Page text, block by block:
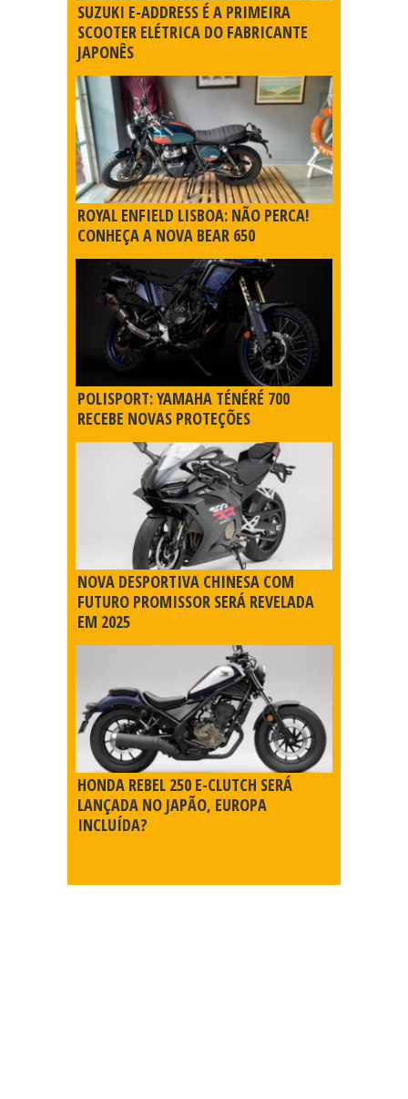
SUZUKI E-ADDRESS É A PRIMEIRA
SCOOTER ELÉTRICA DO FABRICANTE
JAPONÊS
ROYAL ENFIELD LISBOA: NÃO PERCA!
CONHEÇA A NOVA BEAR 650
POLISPORT: YAMAHA TÉNÉRÉ 700
RECEBE NOVAS PROTEÇÕES
NOVA DESPORTIVA CHINESA COM
FUTURO PROMISSOR SERÁ REVELADA
EM 2025
HONDA REBEL 250 E-CLUTCH SERÁ
LANÇADA NO JAPÃO, EUROPA
INCLUÍDA?